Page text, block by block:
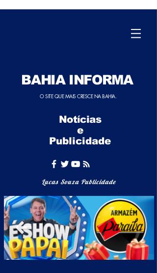
BAHIA INFORMA
O SITE QUE MAIS CRESCE NA BAHIA.
Notícias
e
Publicidade
Lucas Souza Publicidade